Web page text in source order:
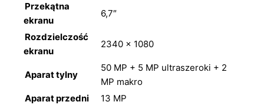
Przekątna
ekranu
6,7″
Rozdzielczość
ekranu
2340 × 1080
Aparat tylny
50 MP + 5 MP ultraszeroki + 2
MP makro
Aparat przedni
13 MP